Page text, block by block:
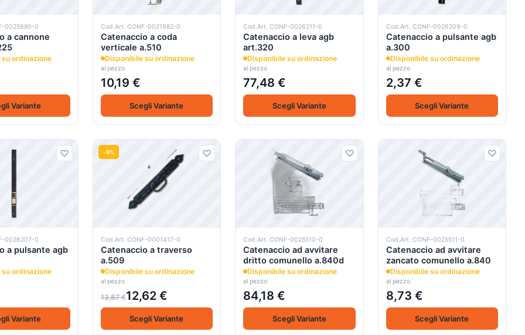
0025980-0
a cannone
ordinazione
Variante
Cod.Art. CONF-0021982-0
Catenaccio a coda
verticale a.510
Disponibile su ordinazione
al pezzo
10,19 €
Scegli Variante
Cod.Art. CONF-0026211-0
Catenaccio a leva agb
art.320
Disponibile su ordinazione
al pezzo
77,48 €
Scegli Variante
Cod.Art. CONF-0026209-0
Catenaccio a pulsante agb
a.300
Disponibile su ordinazione
al pezzo
2,37 €
Scegli Variante
0026207-0
a pulsante agb
ordinazione
Variante
-9%
Cod.Art. CONF-0001417-0
Catenaccio a traverso
a.509
Disponibile su ordinazione
al pezzo
13,87 €12,62 €
Scegli Variante
Cod.Art. CONF-0025510-0
Catenaccio ad avvitare
dritto comunello a.840d
Disponibile su ordinazione
al pezzo
84,18 €
Scegli Variante
Cod.Art. CONF-0025511-0
Catenaccio ad avvitare
zancato comunello a.840
Disponibile su ordinazione
al pezzo
8,73 €
Scegli Variante